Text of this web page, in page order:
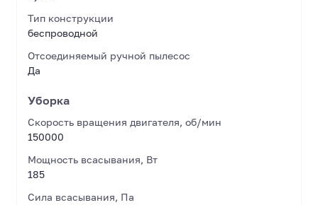
Тип конструкции
беспроводной
Отсоединяемый ручной пылесос
Да
Уборка
Скорость вращения двигателя, об/мин
150000
Мощность всасывания, Вт
185
Сила всасывания, Па